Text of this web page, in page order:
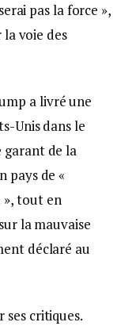
pas la force »,
voie des
a livré une
Unis dans le
garant de la
pays de «
», tout en
la mauvaise
déclaré au
ses critiques.